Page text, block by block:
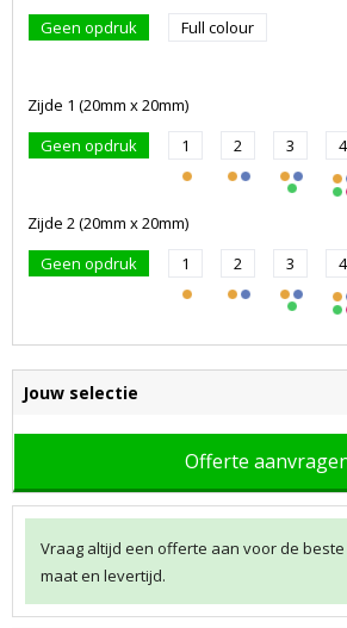
Geen opdruk
Full colour
Zijde 1 (20mm x 20mm)
Geen opdruk
1 2 3 4
Zijde 2 (20mm x 20mm)
Geen opdruk
1 2 3 4
Jouw selectie
Offerte
Vraag altijd een offerte aan voor de
maat en levertijd.